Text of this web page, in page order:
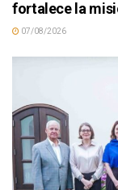
fortalece la
07/08/2026